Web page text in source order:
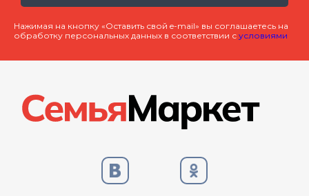
Нажимая на кнопку «Оставить свой e-mail» вы соглашаетесь на
обработку персональных данных в соответствии с условиями